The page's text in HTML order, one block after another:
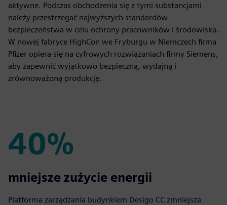
aktywne. Podczas obchodzenia się z tymi substancjami
należy przestrzegać najwyższych standardów
bezpieczeństwa w celu ochrony pracowników i środowiska.
W nowej fabryce HighCon we Fryburgu w Niemczech firma
Pfizer opiera się na cyfrowych rozwiązaniach firmy Siemens,
aby zapewnić wyjątkowo bezpieczną, wydajną i
zrównoważoną produkcję.
40%
40%
mniejsze zużycie energii
Platforma zarządzania budynkiem Desigo CC zmniejsza